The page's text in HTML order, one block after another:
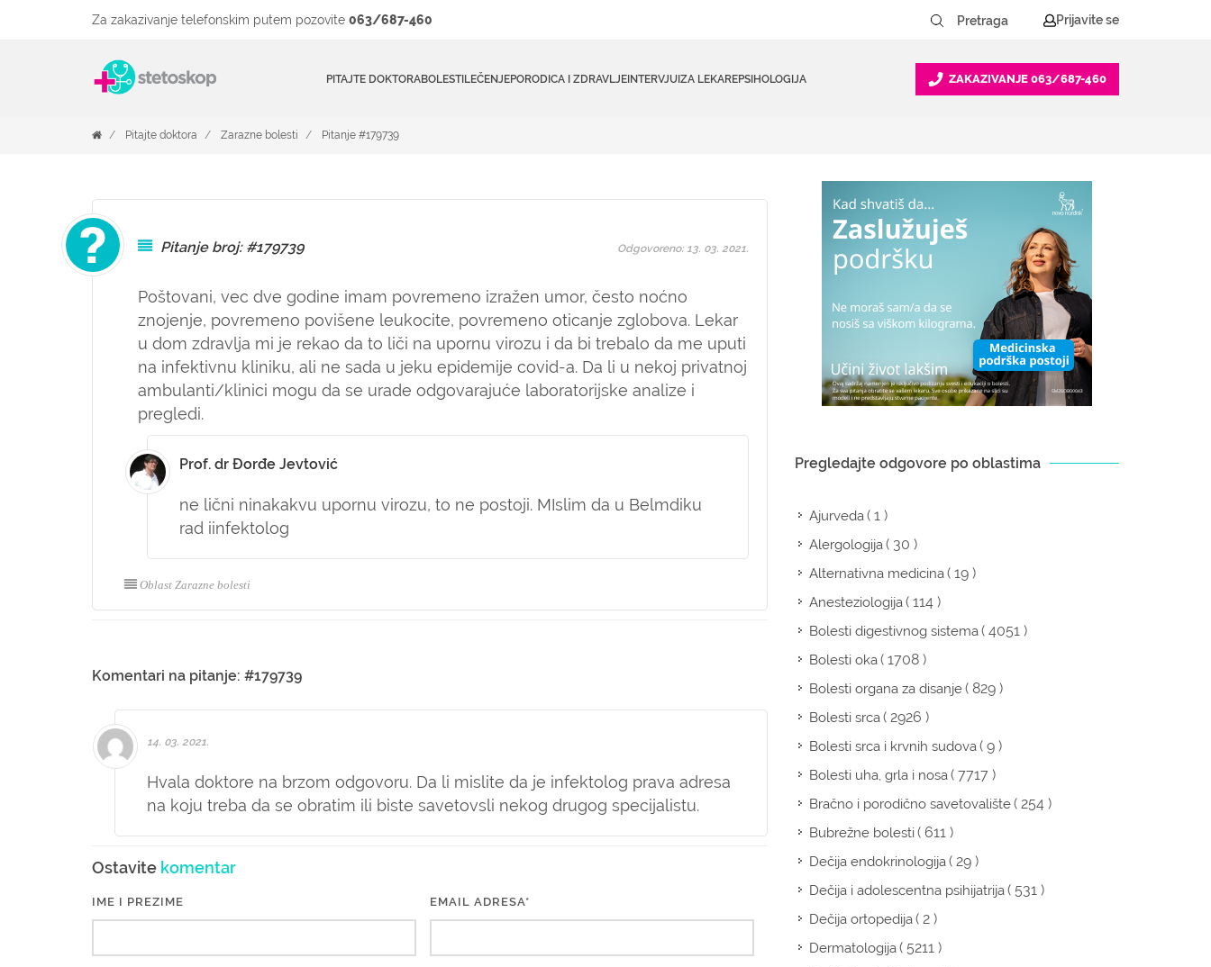
Za zakazivanje telefonskim putem pozovite 063/687-460 Prijavite se
PITAJTE DOKTORABOLESTILEČENJEPORODICA I ZDRAVLJEINTERVJUIZA LEKAREPSIHOLOGIJA ZAKAZIVANJE 063/687-460
Pitajte doktora Zarazne bolesti Pitanje #179739
Pitanje broj: #179739
Poštovani, vec dve godine imam povremeno izražen umor, često noćno
znojenje, povremeno povišene leukocite, povremeno oticanje zglobova. Lekar
u dom zdravlja mi je rekao da to liči na upornu virozu i da bi trebalo da me uputi
na infektivnu kliniku, ali ne sada u jeku epidemije covid-a. Da li u nekoj privatnoj
ambulanti/klinici mogu da se urade odgovarajuće laboratorijske analize i
pregledi.
Odgovoreno: 13. 03. 2021.
Prof. dr Đorđe Jevtović
ne lični ninakakvu upornu virozu, to ne postoji. MIslim da u Belmdiku
rad iinfektolog
Oblast Zarazne bolesti
Komentari na pitanje: #179739
14. 03. 2021.
Hvala doktore na brzom odgovoru. Da li mislite da je infektolog prava adresa
na koju treba da se obratim ili biste savetovsli nekog drugog specijalistu.
Ostavite komentar
IME I PREZIME EMAIL ADRESA*
Pregledajte odgovore po oblastima
Ajurveda( 1 )
Alergologija( 30 )
Alternativna medicina( 19 )
Anesteziologija( 114 )
Bolesti digestivnog sistema( 4051 )
Bolesti oka( 1708 )
Bolesti organa za disanje( 829 )
Bolesti srca( 2926 )
Bolesti srca i krvnih sudova( 9 )
Bolesti uha, grla i nosa( 7717 )
Bračno i porodično savetovalište( 254 )
Bubrežne bolesti( 611 )
Dečija endokrinologija( 29 )
Dečija i adolescentna psihijatrija( 531 )
Dečija ortopedija( 2 )
Dermatologija( 5211 )